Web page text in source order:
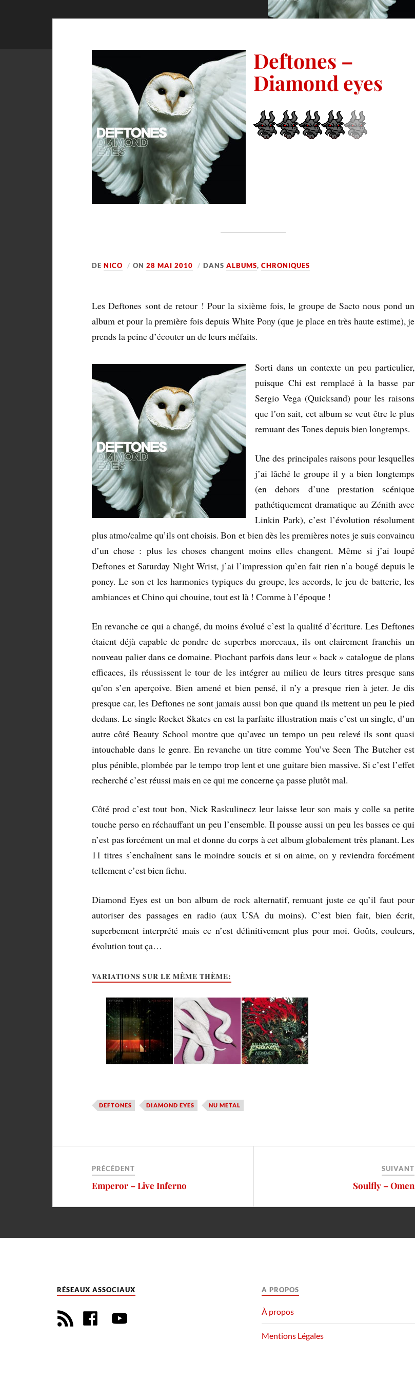
Deftones –
Diamond eyes
DENICO ON28 MAI 2010 DANSALBUMS,CHRONIQUES
Les Deftones sont de retour ! Pour la sixième fois, le groupe de Sacto nous pond un
album et pour la première fois depuis White Pony (que je place en très haute estime), je
prends la peine d’écouter un de leurs méfaits.
Sorti dans un contexte un peu particulier,
puisque Chi est remplacé à la basse par
Sergio Vega (Quicksand) pour les raisons
que l’on sait, cet album se veut être le plus
remuant des Tones depuis bien longtemps.
Une des principales raisons pour lesquelles
j’ai lâché le groupe il y a bien longtemps
(en dehors d’une prestation scénique
pathétiquement dramatique au Zénith avec
Linkin Park), c’est l’évolution résolument
plus atmo/calme qu’ils ont choisis. Bon et bien dès les premières notes je suis convaincu
d’un chose : plus les choses changent moins elles changent. Même si j’ai loupé
Deftones et Saturday Night Wrist, j’ai l’impression qu’en fait rien n’a bougé depuis le
poney. Le son et les harmonies typiques du groupe, les accords, le jeu de batterie, les
ambiances et Chino qui chouine, tout est là ! Comme à l’époque !
En revanche ce qui a changé, du moins évolué c’est la qualité d’écriture. Les Deftones
étaient déjà capable de pondre de superbes morceaux, ils ont clairement franchis un
nouveau palier dans ce domaine. Piochant parfois dans leur « back » catalogue de plans
efficaces, ils réussissent le tour de les intégrer au milieu de leurs titres presque sans
qu’on s’en aperçoive. Bien amené et bien pensé, il n’y a presque rien à jeter. Je dis
presque car, les Deftones ne sont jamais aussi bon que quand ils mettent un peu le pied
dedans. Le single Rocket Skates en est la parfaite illustration mais c’est un single, d’un
autre côté Beauty School montre que qu’avec un tempo un peu relevé ils sont quasi
intouchable dans le genre. En revanche un titre comme You’ve Seen The Butcher est
plus pénible, plombée par le tempo trop lent et une guitare bien massive. Si c’est l’effet
recherché c’est réussi mais en ce qui me concerne ça passe plutôt mal.
Côté prod c’est tout bon, Nick Raskulinecz leur laisse leur son mais y colle sa petite
touche perso en réchauffant un peu l’ensemble. Il pousse aussi un peu les basses ce qui
n’est pas forcément un mal et donne du corps à cet album globalement très planant. Les
11 titres s’enchaînent sans le moindre soucis et si on aime, on y reviendra forcément
tellement c’est bien fichu.
Diamond Eyes est un bon album de rock alternatif, remuant juste ce qu’il faut pour
autoriser des passages en radio (aux USA du moins). C’est bien fait, bien écrit,
superbement interprété mais ce n’est définitivement plus pour moi. Goûts, couleurs,
évolution tout ça…
VARIATIONS SUR LE MÊME THÈME:
DEFTONES DIAMOND EYES NU METAL
PRÉCÉDENT
Emperor – Live Inferno
SUIVANT
Soulfly – Omen
RÉSEAUX ASSOCIAUX A PROPOS
À propos
Mentions Légales